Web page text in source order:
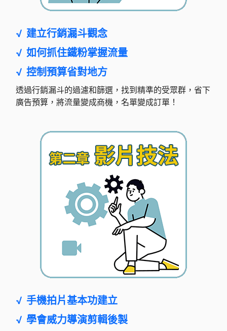
√ 建立行銷漏斗觀念
√ 如何抓住鐵粉掌握流量
√ 控制預算省對地方
透過行銷漏斗的過濾和篩選，找到精準的受眾群，省下
廣告預算，將流量變成商機，名單變成訂單！
√ 手機拍片基本功建立
√ 學會威力導演剪輯後製